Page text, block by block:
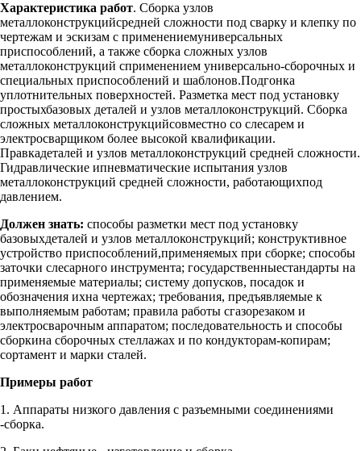
Характеристика работ. Сборка узлов
металлоконструкцийсредней сложности под сварку и клепку по
чертежам и эскизам с применениемуниверсальных
приспособлений, а также сборка сложных узлов
металлоконструкций сприменением универсально-сборочных и
специальных приспособлений и шаблонов.Подгонка
уплотнительных поверхностей. Разметка мест под установку
простыхбазовых деталей и узлов металлоконструкций. Сборка
сложных металлоконструкцийсовместно со слесарем и
электросварщиком более высокой квалификации.
Правкадеталей и узлов металлоконструкций средней сложности.
Гидравлические ипневматические испытания узлов
металлоконструкций средней сложности, работающихпод
давлением.
Должен знать: способы разметки мест под установку
базовыхдеталей и узлов металлоконструкций; конструктивное
устройство приспособлений,применяемых при сборке; способы
заточки слесарного инструмента; государственныестандарты на
применяемые материалы; систему допусков, посадок и
обозначения ихна чертежах; требования, предъявляемые к
выполняемым работам; правила работы сгазорезаком и
электросварочным аппаратом; последовательность и способы
сборкина сборочных стеллажах и по кондукторам-копирам;
сортамент и марки сталей.
Примеры работ
1. Аппараты низкого давления с разъемными соединениями
-сборка.